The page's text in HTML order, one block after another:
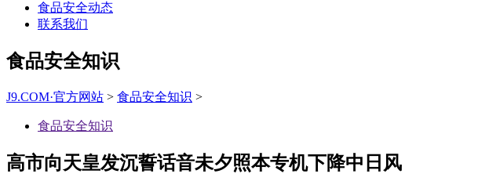
食品安全动态
联系我们
食品安全知识
J9.COM·官方网站 > 食品安全知识 >
食品安全知识
高市向天皇发沉誓话音未夕照本专机下降中日风